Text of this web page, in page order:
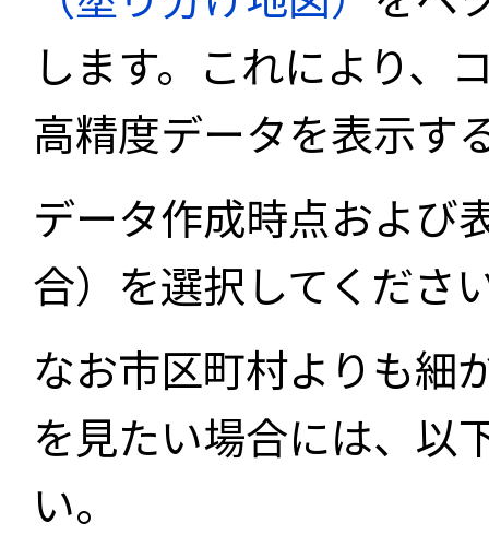
します。これにより、
高精度データを表示す
データ作成時点および
合）を選択してくださ
なお市区町村よりも細
を見たい場合には、以
い。